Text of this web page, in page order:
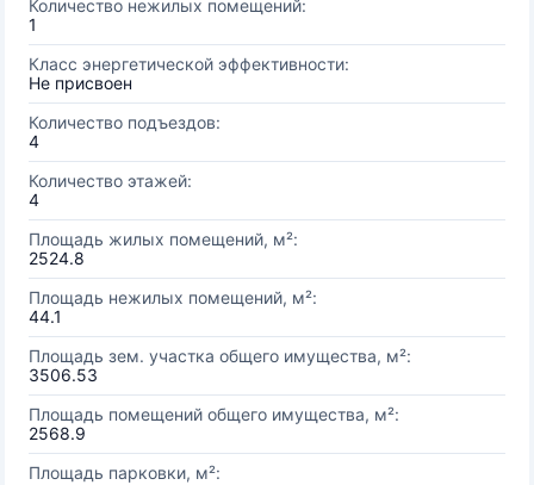
Количество нежилых помещений:
1
Класс энергетической эффективности:
Не присвоен
Количество подъездов:
4
Количество этажей:
4
Площадь жилых помещений, м²:
2524.8
Площадь нежилых помещений, м²:
44.1
Площадь зем. участка общего имущества, м²:
3506.53
Площадь помещений общего имущества, м²:
2568.9
Площадь парковки, м²: